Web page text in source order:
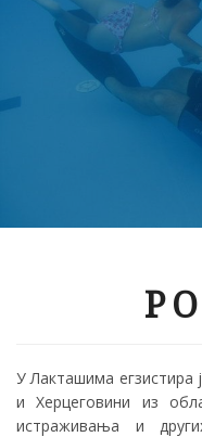
У Лакташима егзистира
и Херцеговини из
истраживања и